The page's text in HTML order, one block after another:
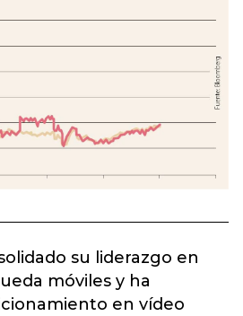
su liderazgo en
móviles y ha
en vídeo